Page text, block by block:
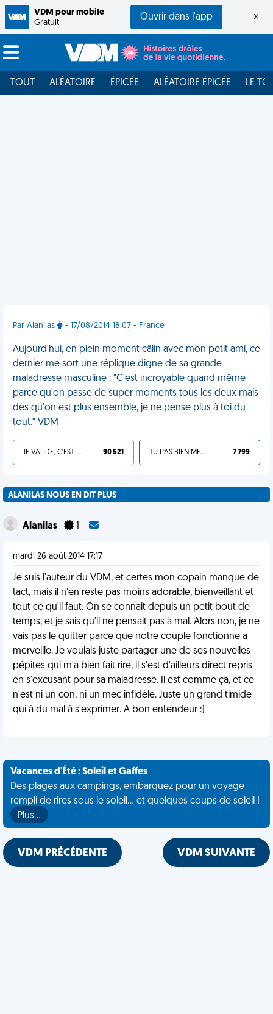
VDM pour mobile
Gratuit
Ouvrir dans l'app ×
TOUT ALÉATOIRE ÉPICÉE ALÉATOIRE ÉPICÉE LE
Par Alanilas - 17/08/2014 18:07 - France
Aujourd'hui, en plein moment câlin avec mon petit ami, ce
dernier me sort une réplique digne de sa grande
maladresse masculine : "C'est incroyable quand même
parce qu'on passe de super moments tous les deux mais
dès qu'on est plus ensemble, je ne pense plus à toi du
tout." VDM
JE VALIDE, C'EST UNE VDM 90 521 TU L'AS BIEN MÉRITÉ 7 799
ALANILAS NOUS EN DIT PLUS
Alanilas
mardi 26 août 2014 17:17
Je suis l'auteur du VDM, et certes mon copain manque de
tact, mais il n'en reste pas moins adorable, bienveillant et
tout ce qu'il faut. On se connait depuis un petit bout de
temps, et je sais qu'il ne pensait pas à mal. Alors non, je ne
vais pas le quitter parce que notre couple fonctionne a
merveille. Je voulais juste partager une de ses nouvelles
pépites qui m'a bien fait rire, il s'est d'ailleurs direct repris
en s'excusant pour sa maladresse. Il est comme ça, et ce
n'est ni un con, ni un mec infidèle. Juste un grand timide
qui à du mal à s'exprimer. A bon entendeur :)
Vacances d'Été : Soleil et Gaffes
Des plages aux campings, embarquez pour un voyage
rempli de rires sous le soleil... et quelques coups de soleil !
Plus…
VDM PRÉCÉDENTE VDM SUIVANTE